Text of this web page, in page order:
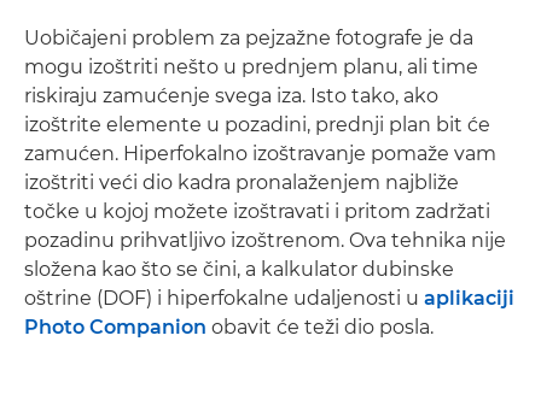
Uobičajeni problem za pejzažne fotografe je da
mogu izoštriti nešto u prednjem planu, ali time
riskiraju zamućenje svega iza. Isto tako, ako
izoštrite elemente u pozadini, prednji plan bit će
zamućen. Hiperfokalno izoštravanje pomaže vam
izoštriti veći dio kadra pronalaženjem najbliže
točke u kojoj možete izoštravati i pritom zadržati
pozadinu prihvatljivo izoštrenom. Ova tehnika nije
složena kao što se čini, a kalkulator dubinske
oštrine (DOF) i hiperfokalne udaljenosti u aplikaciji
Photo Companion obavit će teži dio posla.